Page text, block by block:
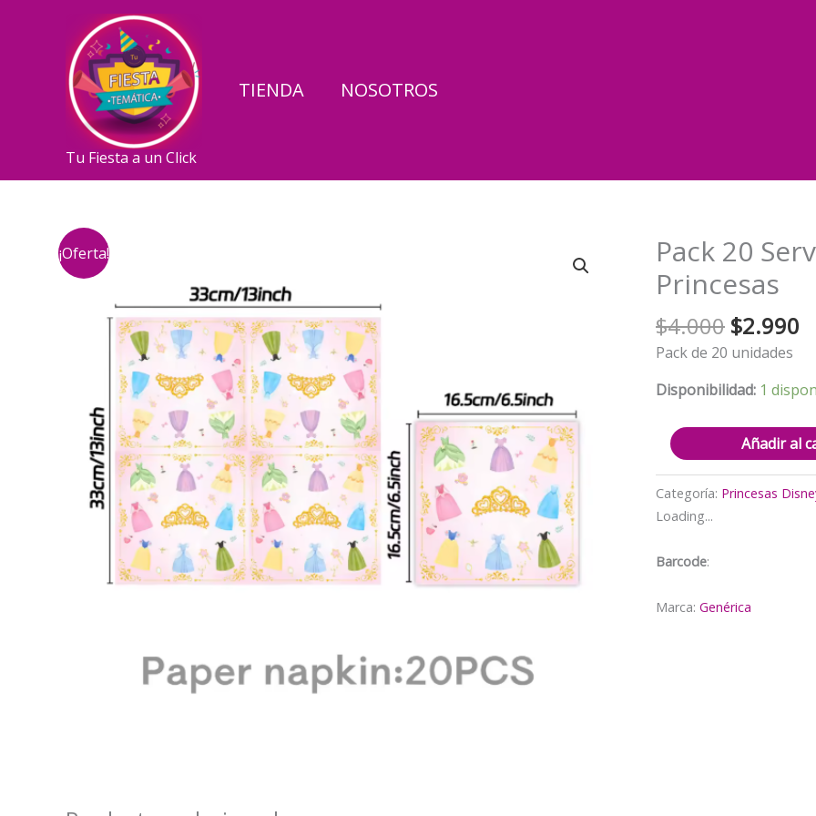
Tu Fiesta a un Click
TIENDA NOSOTROS
¡Oferta!
Pack 20
Princesas
$4.000 El
precio
era:
$2.990
Pack de 20 unidades
Disponibilidad: 1
Pack
Decorativas
Princesas
cantidad
Añadir al
Categoría: Princesas
Loading...
Barcode:
Marca: Genérica